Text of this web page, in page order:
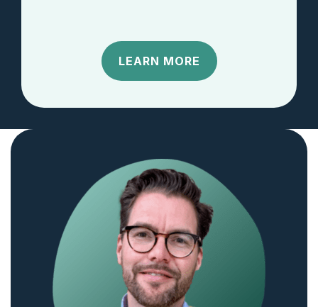
LEARN MORE